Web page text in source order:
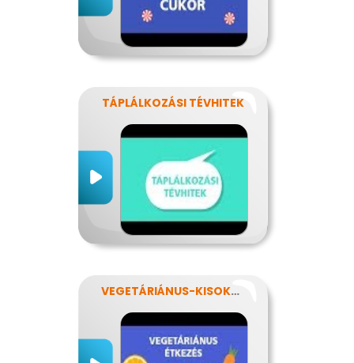
TÁPLÁLKOZÁSI TÉVHITEK
VEGETÁRIÁNUS-KISOKOS